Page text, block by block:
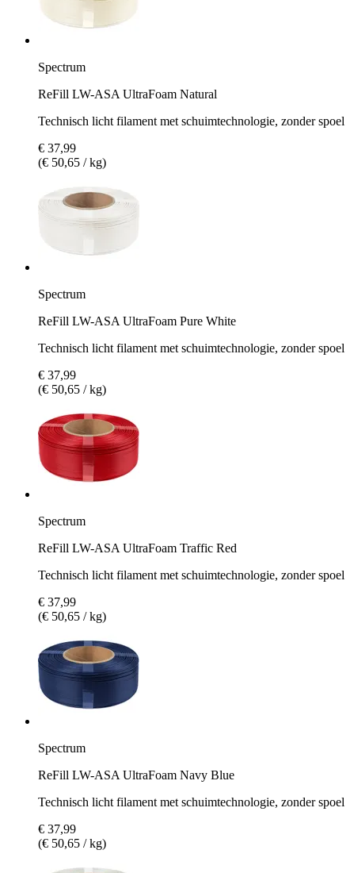
Spectrum
ReFill LW-ASA UltraFoam Natural
Technisch licht filament met schuimtechnologie, zonder spoel
€ 37,99
(€ 50,65 / kg)
Spectrum
ReFill LW-ASA UltraFoam Pure White
Technisch licht filament met schuimtechnologie, zonder spoel
€ 37,99
(€ 50,65 / kg)
Spectrum
ReFill LW-ASA UltraFoam Traffic Red
Technisch licht filament met schuimtechnologie, zonder spoel
€ 37,99
(€ 50,65 / kg)
Spectrum
ReFill LW-ASA UltraFoam Navy Blue
Technisch licht filament met schuimtechnologie, zonder spoel
€ 37,99
(€ 50,65 / kg)